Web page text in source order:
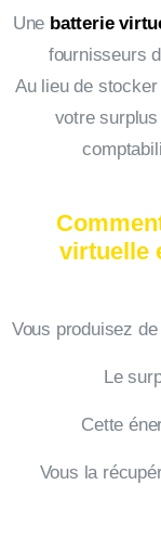
Une batterie
fournisseurs
Au lieu de stocker
votre
virtuelle
Vous produisez
Le
Cette
Vous la